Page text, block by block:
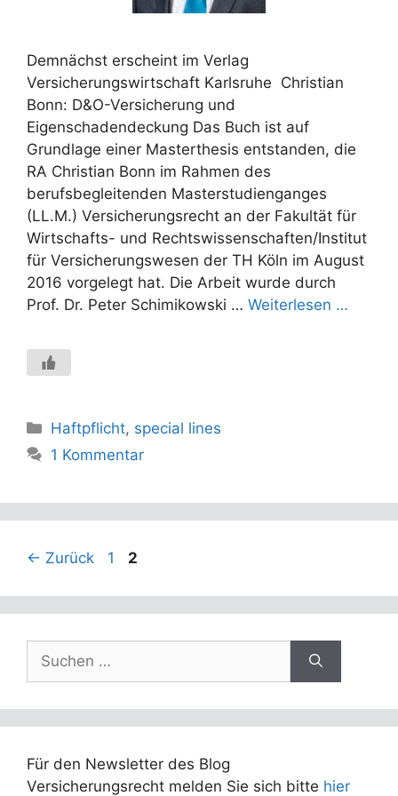
Demnächst erscheint im Verlag
Versicherungswirtschaft Karlsruhe Christian
Bonn: D&O-Versicherung und
Eigenschadendeckung Das Buch ist auf
Grundlage einer Masterthesis entstanden, die
RA Christian Bonn im Rahmen des
berufsbegleitenden Masterstudienganges
(LL.M.) Versicherungsrecht an der Fakultät für
Wirtschafts- und Rechtswissenschaften/Institut
für Versicherungswesen der TH Köln im August
2016 vorgelegt hat. Die Arbeit wurde durch
Prof. Dr. Peter Schimikowski … Weiterlesen …
Kategorien
Haftpflicht, special lines
1 Kommentar
← Zurück Seite
1 Seite
2
nach:
Für den Newsletter des Blog
Versicherungsrecht melden Sie sich bitte hier